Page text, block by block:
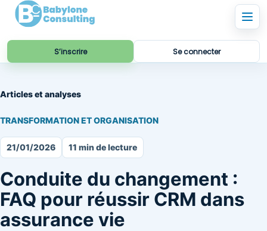
S’inscrire Se connecter
Articles et analyses
TRANSFORMATION ET ORGANISATION
21/01/2026 11 min de lecture
Conduite du changement :
FAQ pour réussir CRM dans
assurance vie